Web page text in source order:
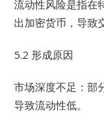
流动性风险是指在
出加密货币，导致
5.2 形成原因
市场深度不足：部
导致流动性低。